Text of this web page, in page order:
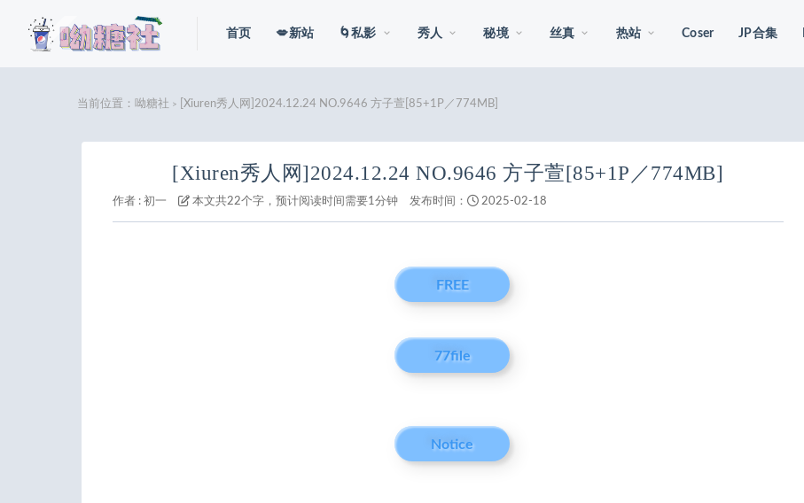
首页 💋新站 🌀私影 秀人 秘境 丝真 热站 Coser JP合集
当前位置： 呦糖社 > [Xiuren秀人网]2024.12.24 NO.9646 方子萱[85+1P／774MB]
[Xiuren秀人网]2024.12.24 NO.9646 方子萱[85+1P／774MB]
作者 : 初一 本文共22个字，预计阅读时间需要1分钟 发布时间： 2025-02-18
FREE
77file
Notice